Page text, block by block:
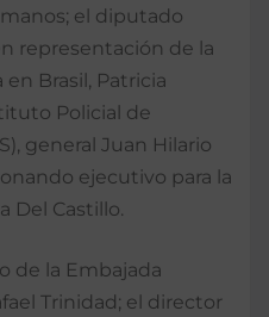
el diputado
representación de la
Brasil, Patricia
Policial de
general Juan Hilario
ejecutivo para la
Del Castillo.
de la Embajada
Trinidad; el director